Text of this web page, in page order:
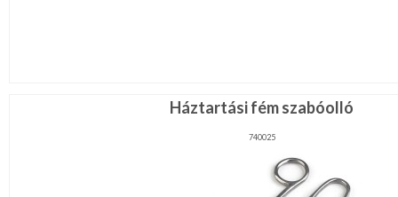
Háztartási fém szabóolló
740025